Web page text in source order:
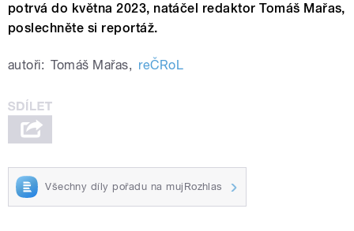
potrvá do května 2023, natáčel redaktor Tomáš Mařas,
poslechněte si reportáž.
autoři: Tomáš Mařas, reČRoL
Všechny díly pořadu na mujRozhlas